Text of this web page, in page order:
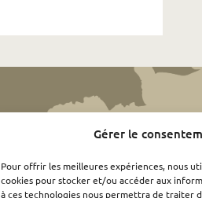
Gérer le
Pour offrir les meilleures expériences, nous
cookies pour stocker et/ou accéder aux
à ces technologies nous permettra de traiter